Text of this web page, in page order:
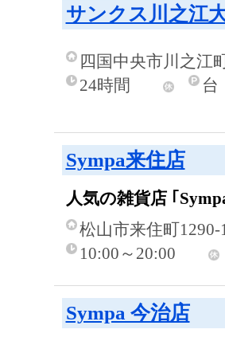
サンクス川之江
四国中央市川之江
24時間
台
Sympa来住店
人気の雑貨店 ｢
松山市来住町1290-
10:00～20:00
Sympa 今治店